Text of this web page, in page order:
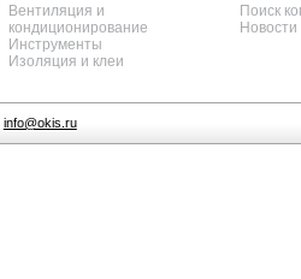
Вентиляция и
кондиционирование
Инструменты
Изоляция и клеи
Поиск
info@okis.ru